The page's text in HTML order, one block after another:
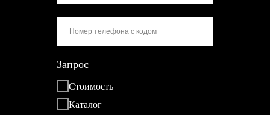
Запрос
Стоимость
Каталог